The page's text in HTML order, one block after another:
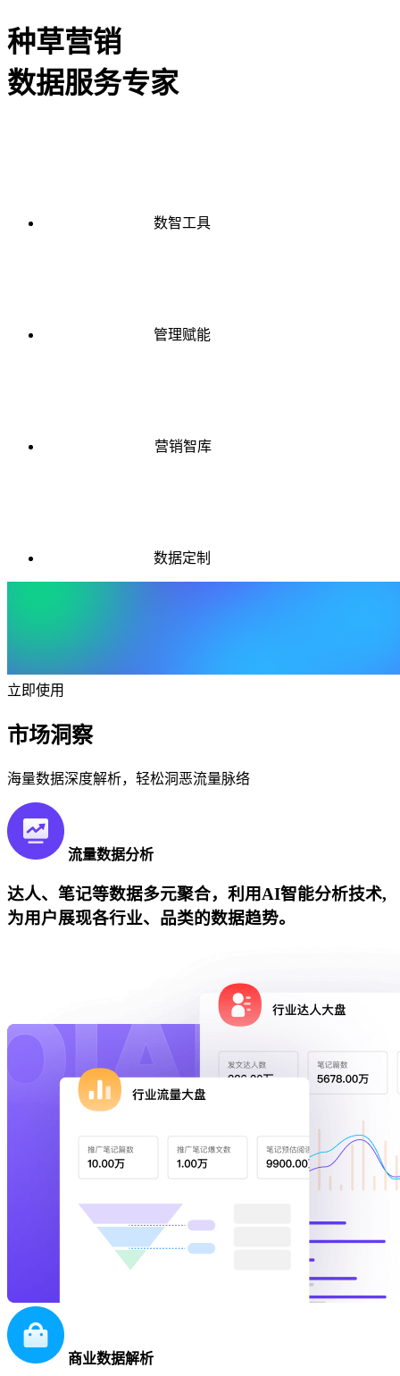
种草营销
数据服务专家
数智工具
管理赋能
营销智库
数据定制
立即使用
市场洞察
海量数据深度解析，轻松洞恶流量脉络
流量数据分析
达人、笔记等数据多元聚合，利用AI智能分析技术,
为用户展现各行业、品类的数据趋势。
商业数据解析